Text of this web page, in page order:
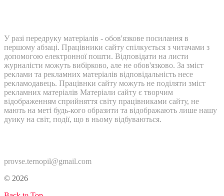
У разі передруку матеріалів - обов'язкове посилання в
першому абзаці. Працівники сайту спілкується з читачами з
допомогою електронної пошти. Відповідати на листи
журналісти можуть вибірково, але не обов'язково. За зміст
реклами та рекламних матеріалів відповідальність несе
рекламодавець. Працівнки сайту можуть не поділяти зміст
рекламних матеріалів Матеріали сайту є творчим
відображенням сприйняття світу працівниками сайту, не
мають на меті будь-кого образити та відображають лише нашу
дуику на світ, події, що в ньому відбуваються.
provse.ternopil@gmail.com
© 2026